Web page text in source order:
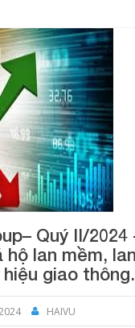
Quý II/2024
hộ lan mềm,
giao thông.
HAIVU